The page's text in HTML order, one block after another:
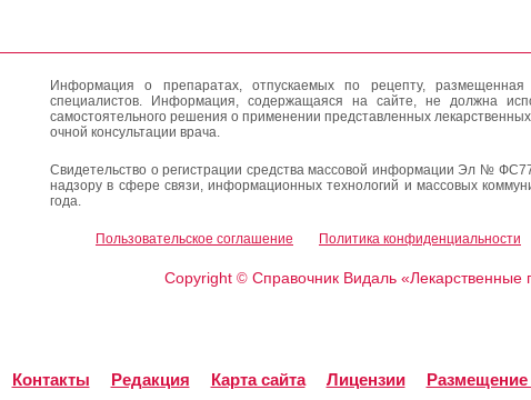
Информация о препаратах, отпускаемых по рецепту,
специалистов. Информация, содержащаяся на сайте, не должна
самостоятельного решения о применении представленных
очной консультации врача.
Свидетельство о регистрации средства массовой информации Эл №
надзору в сфере связи, информационных технологий и массовых
года.
Пользовательское соглашение Политика конфиденциальности
Copyright ©Справочник Видаль «Лекарственные
Контакты Редакция Карта сайта Лицензии